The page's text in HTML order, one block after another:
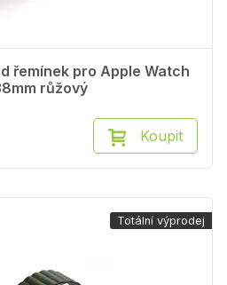
řemínek pro Apple Watch
růžový
Koupit
Totální výprodej